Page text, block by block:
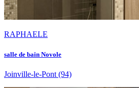
RAPHAELE
salle de bain Novole
Joinville-le-Pont (94)